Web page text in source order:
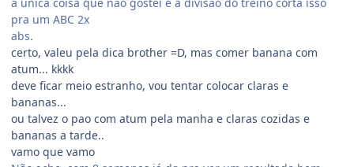
pra um ABC 2x
abs.
certo, valeu pela dica brother =D, mas comer banana com
atum... kkkk
deve ficar meio estranho, vou tentar colocar claras e
bananas...
ou talvez o pao com atum pela manha e claras cozidas e
bananas a tarde..
vamo que vamo